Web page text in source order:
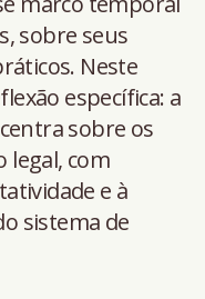
sobre seus
Neste
específica: a
sobre os
legal, com
e à
sistema de